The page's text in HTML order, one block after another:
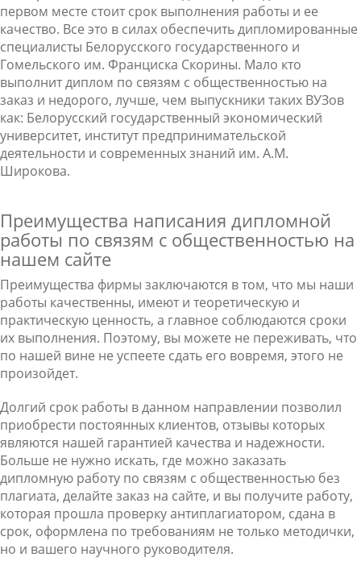
первом месте стоит срок выполнения работы и ее
качество. Все это в силах обеспечить дипломированные
специалисты Белорусского государственного и
Гомельского им. Франциска Скорины. Мало кто
выполнит диплом по связям с общественностью на
заказ и недорого, лучше, чем выпускники таких ВУЗов
как: Белорусский государственный экономический
университет, институт предпринимательской
деятельности и современных знаний им. А.М.
Широкова.
Преимущества написания дипломной
работы по связям с общественностью на
нашем сайте
Преимущества фирмы заключаются в том, что мы наши
работы качественны, имеют и теоретическую и
практическую ценность, а главное соблюдаются сроки
их выполнения. Поэтому, вы можете не переживать, что
по нашей вине не успеете сдать его вовремя, этого не
произойдет.
Долгий срок работы в данном направлении позволил
приобрести постоянных клиентов, отзывы которых
являются нашей гарантией качества и надежности.
Больше не нужно искать, где можно заказать
дипломную работу по связям с общественностью без
плагиата, делайте заказ на сайте, и вы получите работу,
которая прошла проверку антиплагиатором, сдана в
срок, оформлена по требованиям не только методички,
но и вашего научного руководителя.